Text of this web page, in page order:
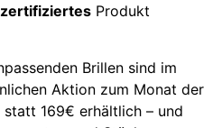
zertifiziertes Produkt
Brillen sind im
Aktion zum Monat der
statt 169€ erhältlich – und